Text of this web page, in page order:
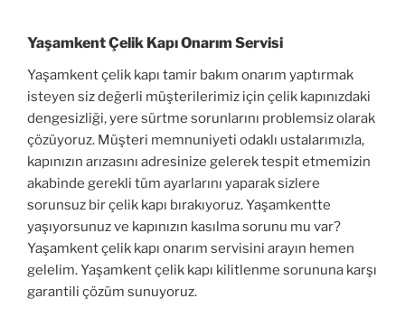
Yaşamkent Çelik Kapı Onarım Servisi
Yaşamkent çelik kapı tamir bakım onarım yaptırmak
isteyen siz değerli müşterilerimiz için çelik kapınızdaki
dengesizliği, yere sürtme sorunlarını problemsiz olarak
çözüyoruz. Müşteri memnuniyeti odaklı ustalarımızla,
kapınızın arızasını adresinize gelerek tespit etmemizin
akabinde gerekli tüm ayarlarını yaparak sizlere
sorunsuz bir çelik kapı bırakıyoruz. Yaşamkentte
yaşıyorsunuz ve kapınızın kasılma sorunu mu var?
Yaşamkent çelik kapı onarım servisini arayın hemen
gelelim. Yaşamkent çelik kapı kilitlenme sorununa karşı
garantili çözüm sunuyoruz.